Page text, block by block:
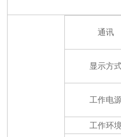
通讯
显示方
工作电
工作环境